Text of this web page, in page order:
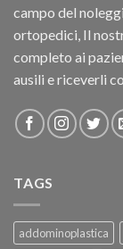
campo del
ortopedici, Il
completo ai
ausili e riceverli
TAGS
addominoplastica